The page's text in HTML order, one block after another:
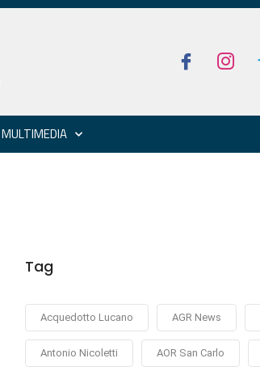
MULTIMEDIA
Tag
Acquedotto Lucano AGR News
Antonio Nicoletti AOR San Carlo